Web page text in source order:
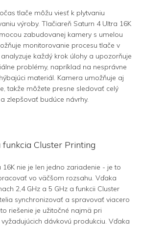
tlače môžu viesť k plytvaniu
výroby. Tlačiareň Saturn 4 Ultra 16K
zabudovanej kamery s umelou
monitorovanie procesu tlače v
každý krok úlohy a upozorňuje
problémy, napríklad na nesprávne
materiál. Kamera umožňuje aj
takže môžete presne sledovať celý
zlepšovať budúce návrhy.
Cluster Printing
16K nie je len jedno zariadenie - je to
vo väčšom rozsahu. Vďaka
2,4 GHz a 5 GHz a funkcii Cluster
synchronizovať a spravovať viacero
riešenie je užitočné najmä pri
dávkovú produkciu. Vďaka